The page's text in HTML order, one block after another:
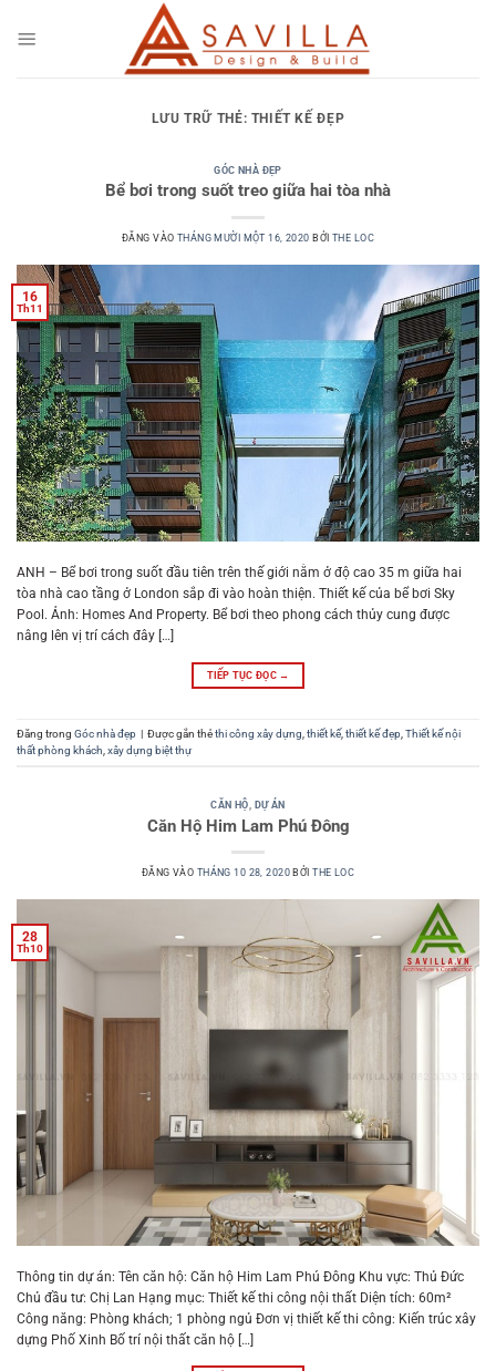
qua
LƯU TRỮ THẺ: THIẾT KẾ ĐẸP
GÓC NHÀ ĐẸP
Bể bơi trong suốt treo giữa hai tòa nhà
ĐĂNG VÀO THÁNG MƯỜI MỘT 16, 2020 BỞI THE LOC
16
Th11
ANH – Bể bơi trong suốt đầu tiên trên thế giới nằm ở độ cao 35 m giữa hai
tòa nhà cao tầng ở London sắp đi vào hoàn thiện. Thiết kế của bể bơi Sky
Pool. Ảnh: Homes And Property. Bể bơi theo phong cách thủy cung được
nâng lên vị trí cách đây […]
TIẾP TỤC ĐỌC →
Đăng trong Góc nhà đẹp | Được gắn thẻthi công xây dựng,thiết kế,thiết kế đẹp,Thiết kế nội
thất phòng khách,xây dựng biệt thự
CĂN HỘ, DỰ ÁN
Căn Hộ Him Lam Phú Đông
ĐĂNG VÀO THÁNG 10 28, 2020 BỞITHE LOC
28
Th10
Thông tin dự án: Tên căn hộ: Căn hộ Him Lam Phú Đông Khu vực: Thủ Đức
Chủ đầu tư: Chị Lan Hạng mục: Thiết kế thi công nội thất Diện tích: 60m²
Công năng: Phòng khách; 1 phòng ngủ Đơn vị thiết kế thi công: Kiến trúc xây
dựng Phố Xinh Bố trí nội thất căn hộ […]